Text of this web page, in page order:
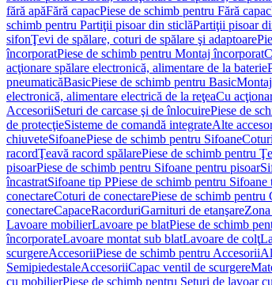
fără apăFără capacPiese de schimb pentru Fără capac
schimb pentru Partiţii pisoar din sticlăPartiţii pisoar
sifonŢevi de spălare, coturi de spălare şi adaptoare
încorporatPiese de schimb pentru Montaj încorporat
acţionare spălare electronică, alimentare de la baterie
pneumaticăBasicPiese de schimb pentru Basic
electronică, alimentare electrică de la reţeaCu
AccesoriiSeturi de carcase şi de înlocuirePiese de
de protecţieSisteme de comandă integrateAlte
chiuveteSifoanePiese de schimb pentru Sifoane
racordŢeavă racord spălarePiese de schimb pentru
pisoarPiese de schimb pentru Sifoane pentru pisoar
încastratSifoane tip PPiese de schimb pentru Sifoane
conectareCoturi de conectarePiese de schimb pentru
conectareCapaceRacorduriGarnituri de etanşare
Lavoare mobilierLavoare pe blatPiese de schimb
încorporateLavoare montat sub blatLavoare de colţ
scurgereAccesoriiPiese de schimb pentru Accesorii
SemipiedestaleAccesoriiCapac ventil de scurgere
cu mobilierPiese de schimb pentru Seturi de lavoar